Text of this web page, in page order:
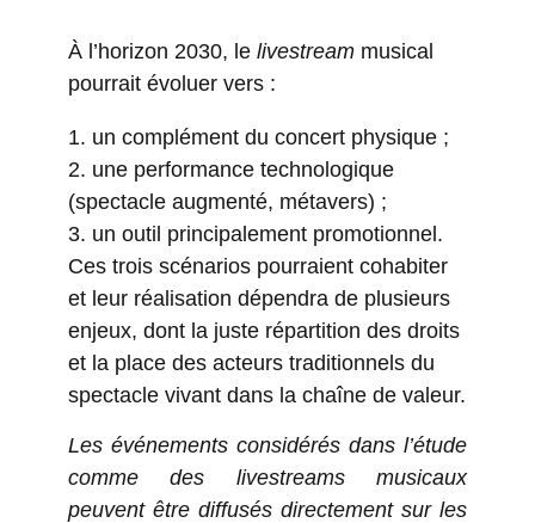
À l’horizon 2030, le livestreammusical
pourrait évoluer vers :
un complément du concert physique ;
une performance technologique
(spectacle augmenté, métavers) ;
un outil principalement promotionnel.
Ces trois scénarios pourraient cohabiter
et leur réalisation dépendra de plusieurs
enjeux, dont la juste répartition des droits
et la place des acteurs traditionnels du
spectacle vivant dans la chaîne de valeur.
Les événements considérés dans l’étude
comme des livestreams musicaux
peuvent être diffusés directement sur les